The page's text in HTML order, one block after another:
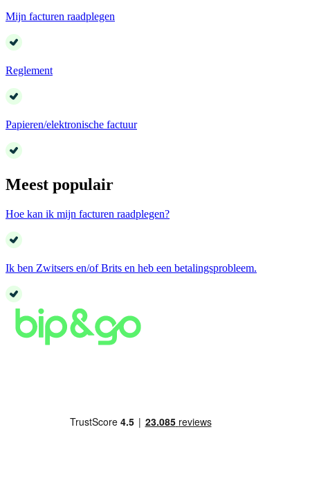
Mijn facturen raadplegen
Reglement
Papieren/elektronische factuur
Meest populair
Hoe kan ik mijn facturen raadplegen?
Ik ben Zwitsers en/of Brits en heb een betalingsprobleem.